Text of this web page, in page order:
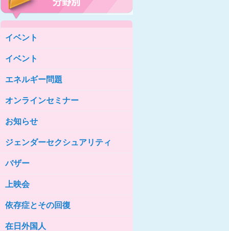
女性の家HELP ネットワークニュー
女性の家HELP ネットワークニュー
ス No.85
女性の家HELP ネットワークニュー
ス No.82
女性の家HELP ネットワークニュー
ス No.81
女性の家HELP ネットワークニュー
女性の家HELP ネットワークニュー
ス No.78
イベント
イベント
エネルギー問題
オンラインセミナー
お知らせ
ジェンダーセクシュアリティ
バザー
上映会
依存症とその回復
在日外国人